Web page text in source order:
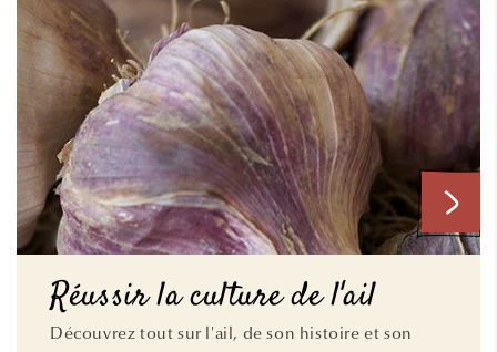
Réussir la culture de l'ail
Découvrez tout sur l'ail, de son histoire et son